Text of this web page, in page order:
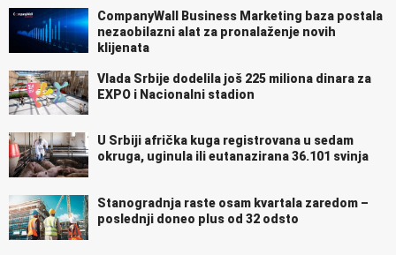
CompanyWall Business Marketing baza postala
nezaobilazni alat za pronalaženje novih
klijenata
Vlada Srbije dodelila još 225 miliona dinara za
EXPO i Nacionalni stadion
U Srbiji afrička kuga registrovana u sedam
okruga, uginula ili eutanazirana 36.101 svinja
Stanogradnja raste osam kvartala zaredom –
poslednji doneo plus od 32 odsto